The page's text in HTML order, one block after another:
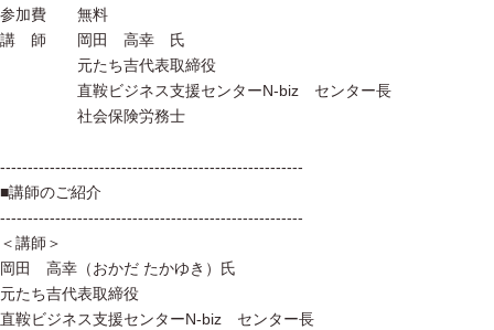
参加費 無料
講 師 岡田 高幸 氏
元たち吉代表取締役
直鞍ビジネス支援センターN-biz センター長
社会保険労務士
-------------------------------------------------------
■講師のご紹介
-------------------------------------------------------
＜講師＞
岡田 高幸（おかだ たかゆき）氏
元たち吉代表取締役
直鞍ビジネス支援センターN-biz センター長